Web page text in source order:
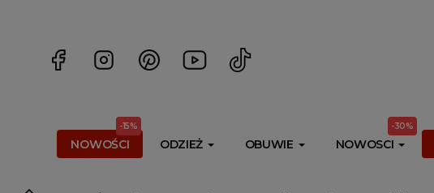
NOWOŚCI
-15%
ODZIEŻ OBUWIE NOWOSCI
-30%